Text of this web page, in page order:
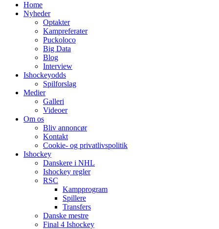
Home
Nyheder
Optakter
Kampreferater
Puckoloco
Big Data
Blog
Interview
Ishockeyodds
Spilforslag
Medier
Galleri
Videoer
Om os
Bliv annoncør
Kontakt
Cookie- og privatlivspolitik
Ishockey
Danskere i NHL
Ishockey regler
RSC
Kampprogram
Spillere
Transfers
Danske mestre
Final 4 Ishockey